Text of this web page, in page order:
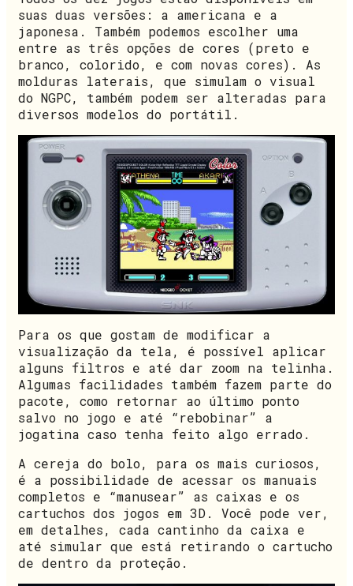
suas duas versões: a americana e a
japonesa. Também podemos escolher uma
entre as três opções de cores (preto e
branco, colorido, e com novas cores). As
molduras laterais, que simulam o visual
do NGPC, também podem ser alteradas para
diversos modelos do portátil.
Para os que gostam de modificar a
visualização da tela, é possível aplicar
alguns filtros e até dar zoom na telinha.
Algumas facilidades também fazem parte do
pacote, como retornar ao último ponto
salvo no jogo e até “rebobinar” a
jogatina caso tenha feito algo errado.
A cereja do bolo, para os mais curiosos,
é a possibilidade de acessar os manuais
completos e “manusear” as caixas e os
cartuchos dos jogos em 3D. Você pode ver,
em detalhes, cada cantinho da caixa e
até simular que está retirando o cartucho
de dentro da proteção.